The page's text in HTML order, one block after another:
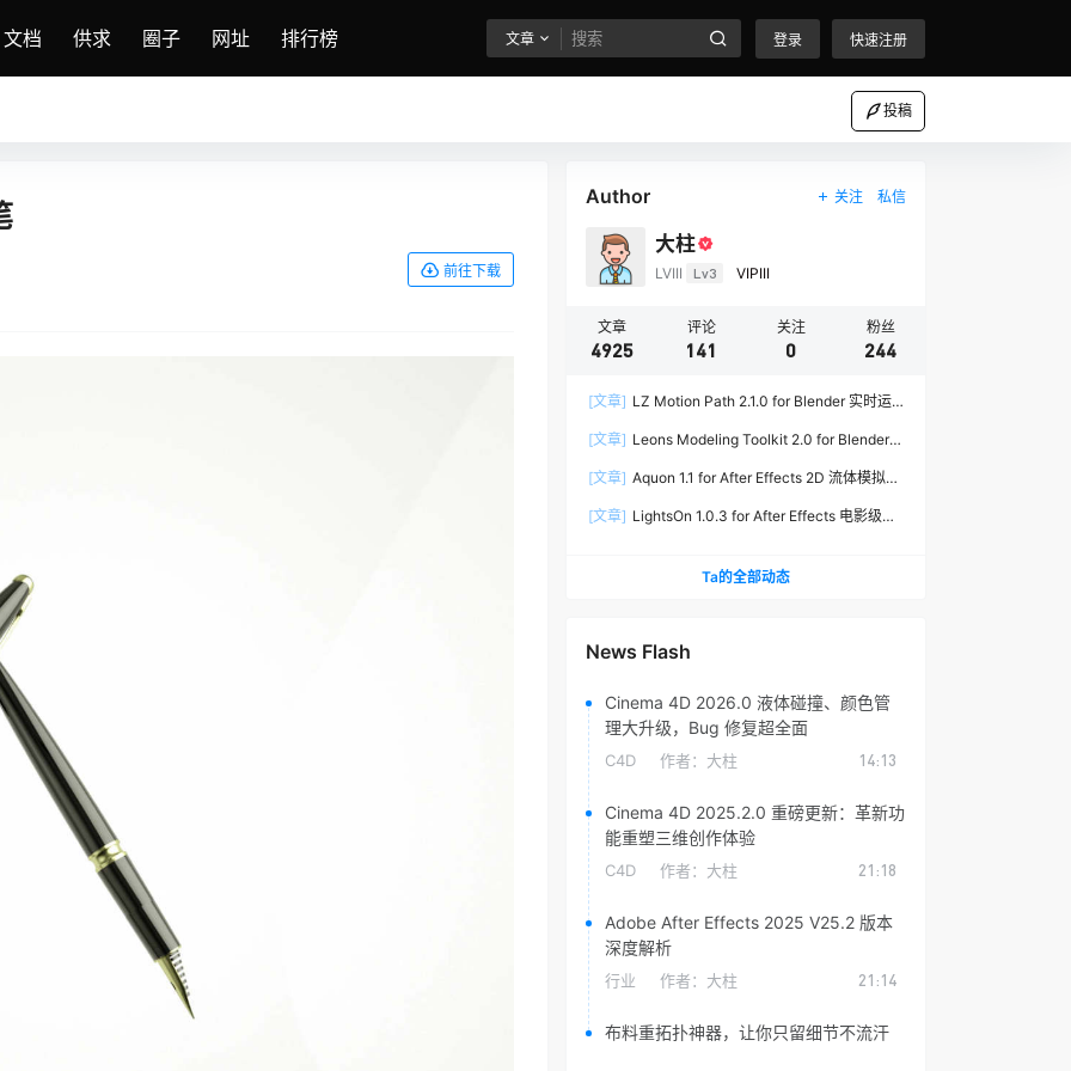
文档 供求 圈子 网址 排行榜 文章 登录 快速注册
投稿
前往下载
Author 关注 私信
大柱
LVIII Lv3 VIPIII
文章
4925
评论
141
关注
0
粉丝
244
[文章] LZ Motion Path 2.1.0 for Blender 实时运
[文章] Leons Modeling Toolkit 2.0 for Blender
[文章] Aquon 1.1 for After Effects 2D 流体模拟插
[文章] LightsOn 1.0.3 for After Effects 电影级镜
Ta的全部动态
News Flash
Cinema 4D 2026.0 液体碰撞、颜色管
理大升级，Bug 修复超全面
C4D 作者： 大柱 14:13
Cinema 4D 2025.2.0 重磅更新：革新功
能重塑三维创作体验
C4D 作者： 大柱 21:18
Adobe After Effects 2025 V25.2 版本
深度解析
行业 作者： 大柱 21:14
布料重拓扑神器，让你只留细节不流汗